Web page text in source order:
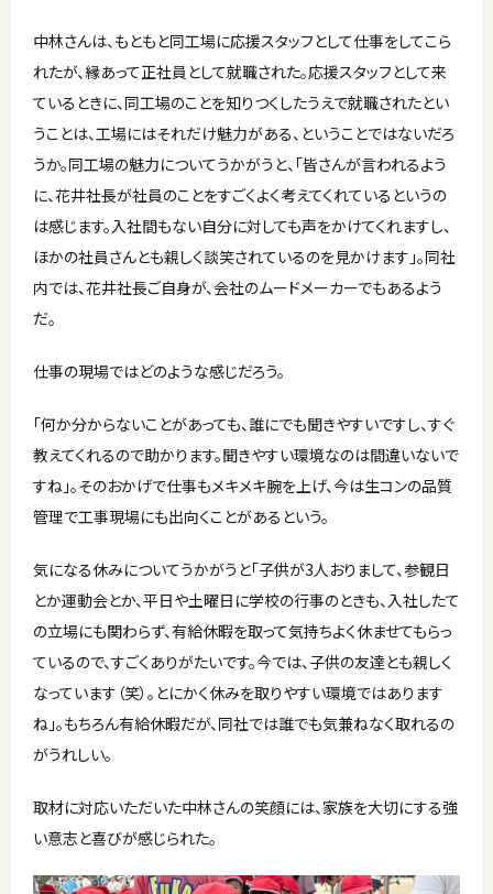
中林さんは、もともと同工場に応援スタッフとして仕事をしてこら
れたが、縁あって正社員として就職された。応援スタッフとして来
ているときに、同工場のことを知りつくしたうえで就職されたとい
うことは、工場にはそれだけ魅力がある、ということではないだろ
うか。同工場の魅力についてうかがうと、「皆さんが言われるよう
に、花井社長が社員のことをすごくよく考えてくれているというの
は感じます。入社間もない自分に対しても声をかけてくれますし、
ほかの社員さんとも親しく談笑されているのを見かけます」。同社
内では、花井社長ご自身が、会社のムードメーカーでもあるよう
だ。
仕事の現場ではどのような感じだろう。
「何か分からないことがあっても、誰にでも聞きやすいですし、すぐ
教えてくれるので助かります。聞きやすい環境なのは間違いないで
すね」。そのおかげで仕事もメキメキ腕を上げ、今は生コンの品質
管理で工事現場にも出向くことがあるという。
気になる休みについてうかがうと「子供が3人おりまして、参観日
とか運動会とか、平日や土曜日に学校の行事のときも、入社したて
の立場にも関わらず、有給休暇を取って気持ちよく休ませてもらっ
ているので、すごくありがたいです。今では、子供の友達とも親しく
なっています（笑）。とにかく休みを取りやすい環境ではあります
ね」。もちろん有給休暇だが、同社では誰でも気兼ねなく取れるの
がうれしい。
取材に対応いただいた中林さんの笑顔には、家族を大切にする強
い意志と喜びが感じられた。